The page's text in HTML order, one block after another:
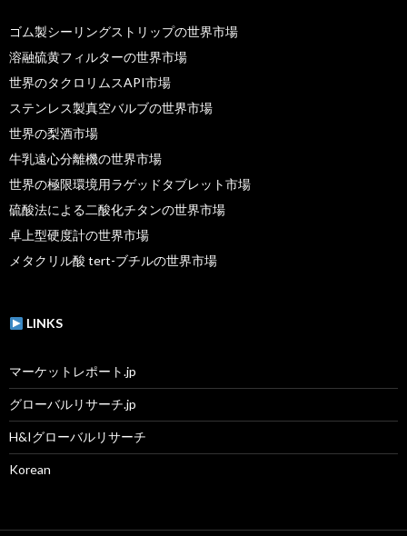
ゴム製シーリングストリップの世界市場
溶融硫黄フィルターの世界市場
世界のタクロリムスAPI市場
ステンレス製真空バルブの世界市場
世界の梨酒市場
牛乳遠心分離機の世界市場
世界の極限環境用ラゲッドタブレット市場
硫酸法による二酸化チタンの世界市場
卓上型硬度計の世界市場
メタクリル酸 tert-ブチルの世界市場
LINKS
マーケットレポート.jp
グローバルリサーチ.jp
H&Iグローバルリサーチ
Korean